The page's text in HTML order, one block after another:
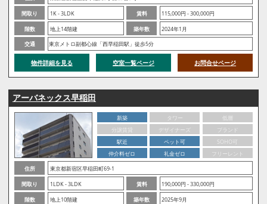
間取り
1K - 3LDK 賃料
115,000円 - 300,000円
階数
地上14階建 築年数
2024年1月
交通
東京メトロ副都心線「西早稲田駅」徒歩5分
物件詳細を見る 空室一覧ページ お問合せページ
アーバネックス早稲田
新築 タワー
低層
分譲賃貸
デザイナーズ
ブランド
駅近
ペット可
SOHO可
仲介料ゼロ
礼金ゼロ
フリーレント
住所
東京都新宿区早稲田町69-1
間取り
1LDK - 3LDK 賃料
190,000円 - 330,000円
階数
地上10階建 築年数
2025年9月